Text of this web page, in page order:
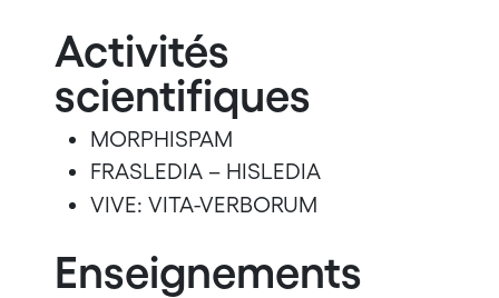
Activités
scientifiques
MORPHISPAM
FRASLEDIA – HISLEDIA
VIVE: VITA-VERBORUM
Enseignements